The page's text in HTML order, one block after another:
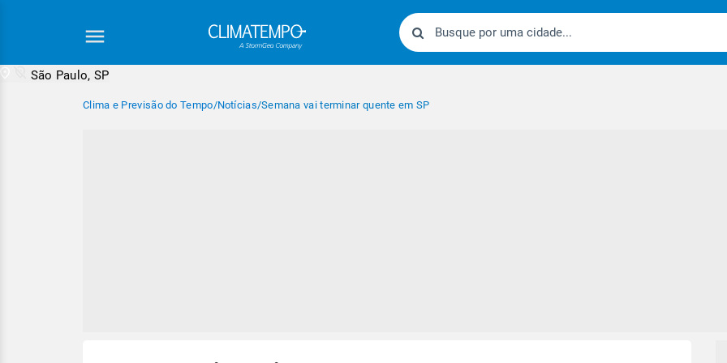
São Paulo, SP
Clima e Previsão do Tempo/Notícias/Semana vai terminar quente em SP